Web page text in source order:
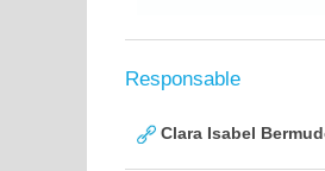
Responsable
Clara Isabel